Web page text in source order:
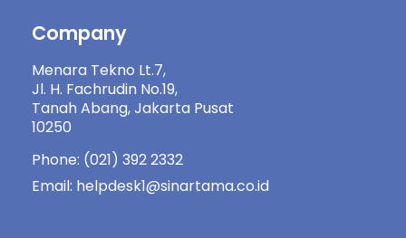
Company
Menara Tekno Lt.7,
Jl. H. Fachrudin No.19,
Tanah Abang, Jakarta Pusat
10250
Phone: (021) 392 2332
Email: helpdesk1@sinartama.co.id